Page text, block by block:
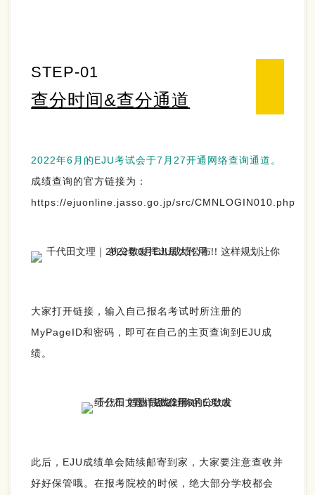
STEP-01
查分时间&查分通道
2022年6月的EJU考试会于7月27开通网络查询通道。
成绩查询的官方链接为：
https://ejuonline.jasso.go.jp/src/CMNLOGIN010.php
大家打开链接，输入自己报名考试时所注册的
MyPageID和密码，即可在自己的主页查询到EJU成
绩。
此后，EJU成绩单会陆续邮寄到家，大家要注意查收并
好好保管哦。在报考院校的时候，绝大部分学校都会